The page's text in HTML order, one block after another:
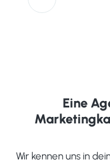
Eine
Wir kennen uns in